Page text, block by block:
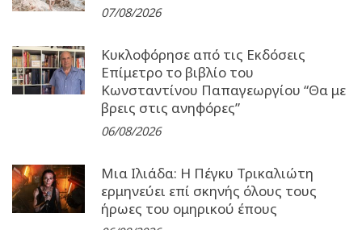
07/08/2026
Κυκλοφόρησε από τις Εκδόσεις
Επίμετρο το βιβλίο του
Κωνσταντίνου Παπαγεωργίου “Θα με
βρεις στις ανηφόρες”
06/08/2026
Μια Ιλιάδα: H Πέγκυ Τρικαλιώτη
ερμηνεύει επί σκηνής όλους τους
ήρωες του ομηρικού έπους